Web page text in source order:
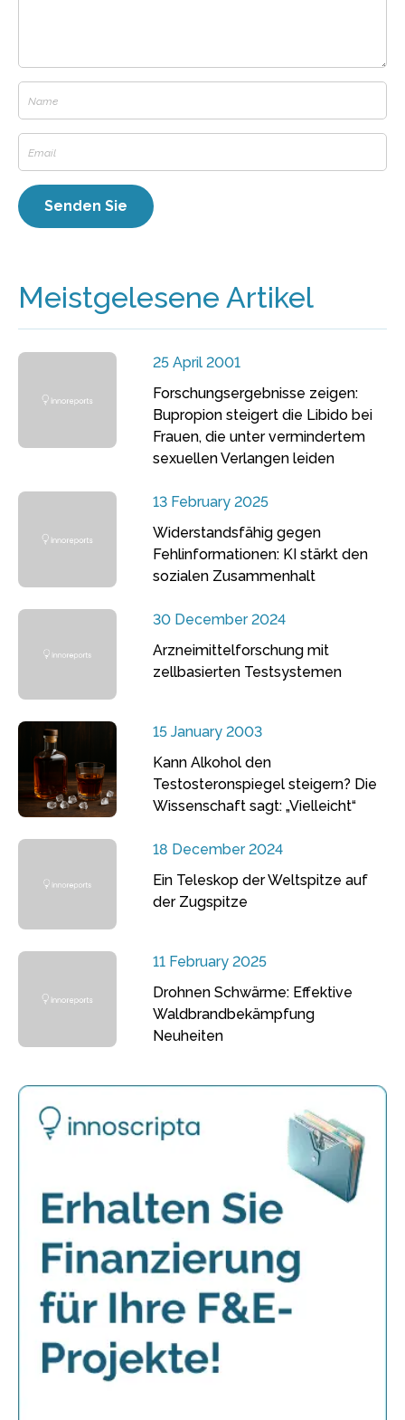
Meistgelesene Artikel
25 April 2001
Forschungsergebnisse zeigen:
Bupropion steigert die Libido bei
Frauen, die unter vermindertem
sexuellen Verlangen leiden
13 February 2025
Widerstandsfähig gegen
Fehlinformationen: KI stärkt den
sozialen Zusammenhalt
30 December 2024
Arzneimittelforschung mit
zellbasierten Testsystemen
15 January 2003
Kann Alkohol den
Testosteronspiegel steigern? Die
Wissenschaft sagt: „Vielleicht“
18 December 2024
Ein Teleskop der Weltspitze auf
der Zugspitze
11 February 2025
Drohnen Schwärme: Effektive
Waldbrandbekämpfung
Neuheiten